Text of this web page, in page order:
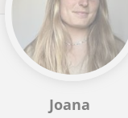
Joana